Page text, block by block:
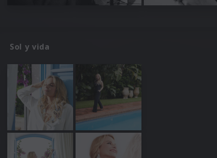
Sol y vida